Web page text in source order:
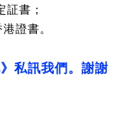
書；
證書。
私訊我們。謝謝